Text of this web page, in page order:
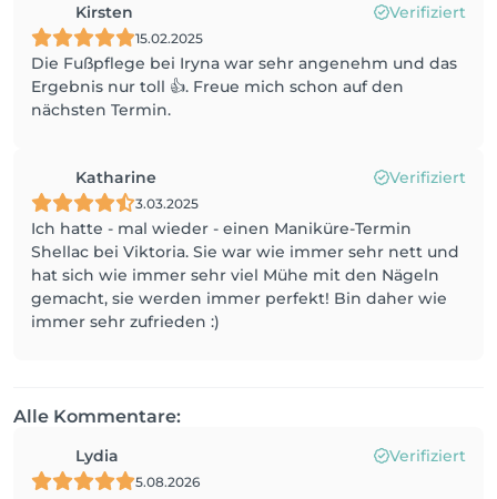
Kirsten Verifiziert
15.02.2025
Die Fußpflege bei Iryna war sehr angenehm und das
Ergebnis nur toll 👍. Freue mich schon auf den
nächsten Termin.
Katharine Verifiziert
3.03.2025
Ich hatte - mal wieder - einen Maniküre-Termin
Shellac bei Viktoria. Sie war wie immer sehr nett und
hat sich wie immer sehr viel Mühe mit den Nägeln
gemacht, sie werden immer perfekt! Bin daher wie
immer sehr zufrieden :)
Alle Kommentare:
Lydia Verifiziert
5.08.2026